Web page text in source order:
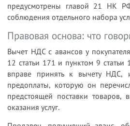
предусмотрены главой 21 НК
соблюдения отдельного набора
Правовая основа: что
Вычет НДС с авансов у
12 статьи 171 и пунктом 9
вправе принять к вычету НДС,
предоплаты, которую он
предстоящей поставки товаров,
оказания услуг.